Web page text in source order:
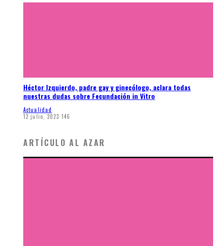
Héctor Izquierdo, padre gay y ginecólogo, aclara todas
nuestras dudas sobre Fecundación in Vitro
Actualidad
12 julio, 2023 146
ARTÍCULO AL AZAR